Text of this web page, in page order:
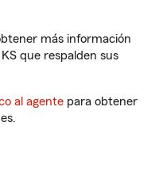
más información
que respalden sus
al agente para obtener